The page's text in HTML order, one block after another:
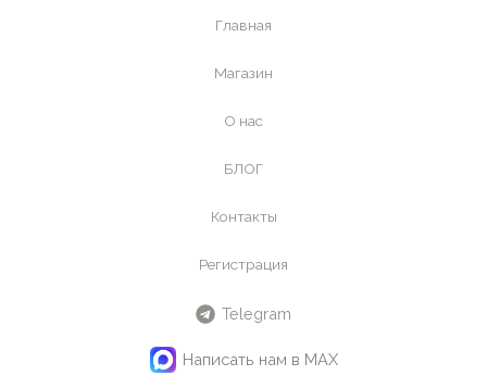
Главная
Магазин
О нас
БЛОГ
Контакты
Регистрация
Telegram
Написать нам в MAX